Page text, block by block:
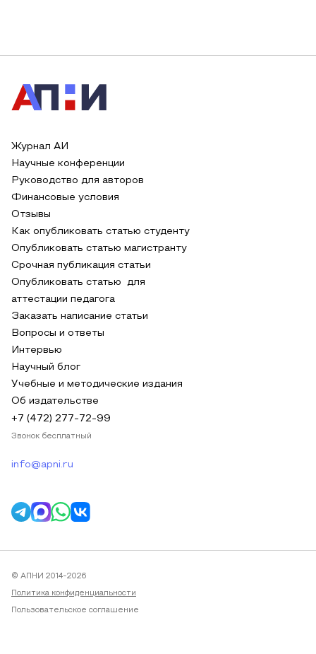
Журнал АИ
Научные конференции
Руководство для авторов
Финансовые условия
Отзывы
Как опубликовать статью студенту
Опубликовать статью магистранту
Срочная публикация статьи
Опубликовать статью для
аттестации педагога
Заказать написание статьи
Вопросы и ответы
Интервью
Научный блог
Учебные и методические издания
Об издательстве
+7 (472) 277-72-99
Звонок бесплатный
info@apni.ru
© АПНИ 2014-2026
Политика конфиденциальности
Пользовательское соглашение